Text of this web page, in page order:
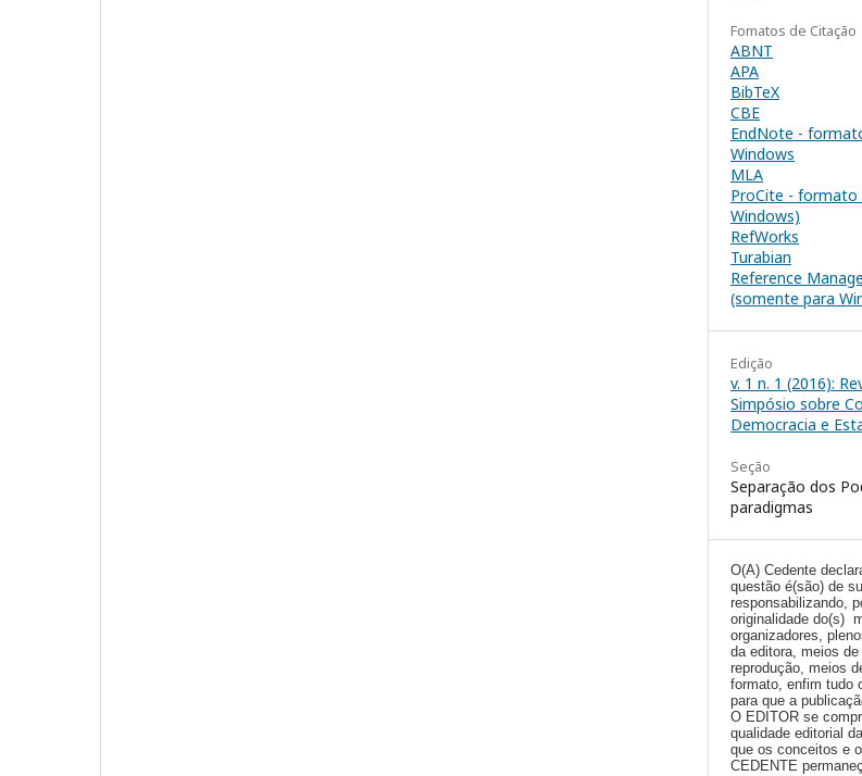
Fomatos de Citação
ABNT
APA
BibTeX
CBE
EndNote -
Windows
MLA
ProCite - formato
Windows)
RefWorks
Turabian
Reference
(somente para
Edição
v. 1 n. 1 (2016):
Simpósio sobre
Democracia e
Seção
Separação dos
paradigmas
O(A) Cedente
questão é(são) de
responsabilizando,
originalidade do(s)
organizadores,
da editora, meios
reprodução, meios
formato, enfim tudo
para que a
O EDITOR se
qualidade editorial
que os conceitos e
CEDENTE